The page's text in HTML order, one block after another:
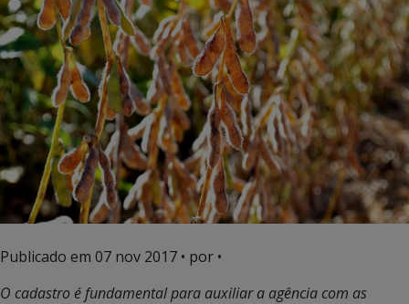
Publicado em 07 nov 2017 • por •
O cadastro é fundamental para auxiliar a agência com as